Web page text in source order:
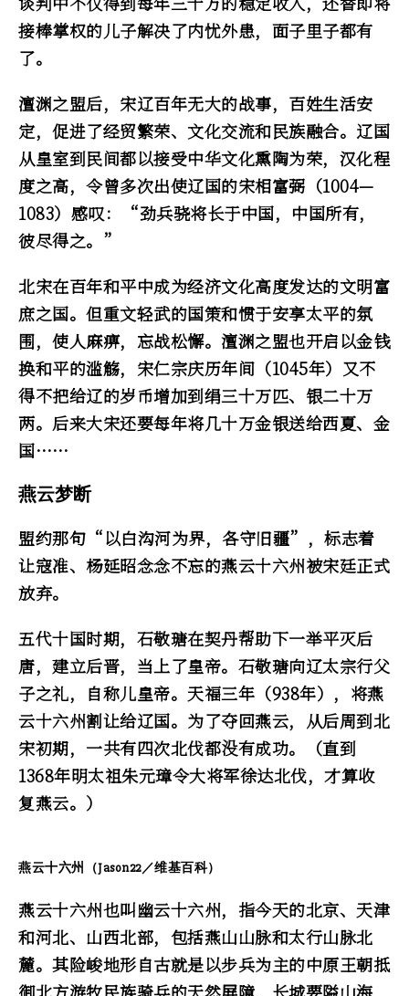
接棒掌权的儿子解决了内忧外患，面子里子都有
了。
澶渊之盟后，宋辽百年无大的战事，百姓生活安
定，促进了经贸繁荣、文化交流和民族融合。辽国
从皇室到民间都以接受中华文化熏陶为荣，汉化程
度之高，令曾多次出使辽国的宋相富弼（1004—
1083）感叹：“劲兵骁将长于中国，中国所有，
彼尽得之。”
北宋在百年和平中成为经济文化高度发达的文明富
庶之国。但重文轻武的国策和惯于安享太平的氛
围，使人麻痹，忘战松懈。澶渊之盟也开启以金钱
换和平的滥觞，宋仁宗庆历年间（1045年）又不
得不把给辽的岁币增加到绢三十万匹、银二十万
两。后来大宋还要每年将几十万金银送给西夏、金
国……
燕云梦断
盟约那句“以白沟河为界，各守旧疆”，标志着
让寇准、杨延昭念念不忘的燕云十六州被宋廷正式
放弃。
五代十国时期，石敬瑭在契丹帮助下一举平灭后
唐，建立后晋，当上了皇帝。石敬瑭向辽太宗行父
子之礼，自称儿皇帝。天福三年（938年），将燕
云十六州割让给辽国。为了夺回燕云，从后周到北
宋初期，一共有四次北伐都没有成功。（直到
1368年明太祖朱元璋令大将军徐达北伐，才算收
复燕云。）
燕云十六州（Jason22／维基百科）
燕云十六州也叫幽云十六州，指今天的北京、天津
和河北、山西北部，包括燕山山脉和太行山脉北
麓。其险峻地形自古就是以步兵为主的中原王朝抵